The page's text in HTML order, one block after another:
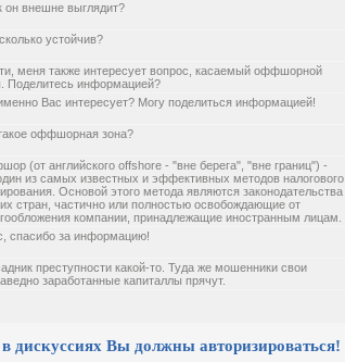
он внешне выглядит?
устойчив?
меня также интересует вопрос, касаемый оффшорной
Поделитесь информацией?
Вас интересует? Могу поделиться информацией!
оффшорная зона?
(от английского offshore - "вне берега", "вне границ") -
из самых известных и эффективных методов налогового
Основой этого метода являются законодательства
стран, частично или полностью освобождающие от
компании, принадлежащие иностранным лицам.
спасибо за информацию!
преступности какой-то. Туда же мошенники свои
заработанные капиталлы прячут.
дискуссиях Вы должны авторизироваться!